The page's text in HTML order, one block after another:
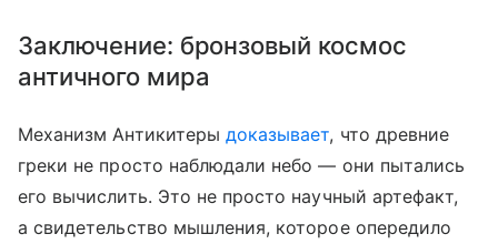
Заключение: бронзовый космос
античного мира
Механизм Антикитеры доказывает, что древние
греки не просто наблюдали небо — они пытались
его вычислить. Это не просто научный артефакт,
а свидетельство мышления, которое опередило